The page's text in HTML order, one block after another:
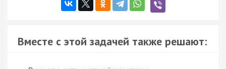
Вместе с этой задачей также решают: